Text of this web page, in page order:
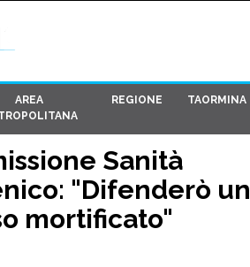
AREA
REGIONE TAORMINA
Sanità
"Difenderò un
mortificato"